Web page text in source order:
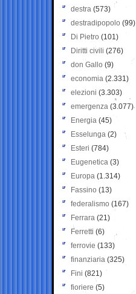
destra (573)
destradipopolo (99)
Di Pietro (101)
Diritti civili (276)
don Gallo (9)
economia (2.331)
elezioni (3.303)
emergenza (3.077)
Energia (45)
Esselunga (2)
Esteri (784)
Eugenetica (3)
Europa (1.314)
Fassino (13)
federalismo (167)
Ferrara (21)
Ferretti (6)
ferrovie (133)
finanziaria (325)
Fini (821)
fioriere (5)